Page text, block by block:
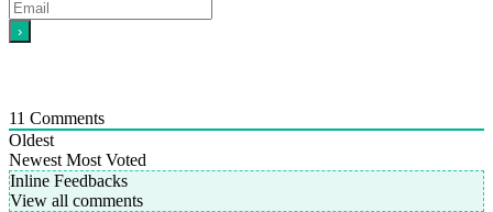
11 Comments
Oldest
Newest Most Voted
Inline Feedbacks
View all comments